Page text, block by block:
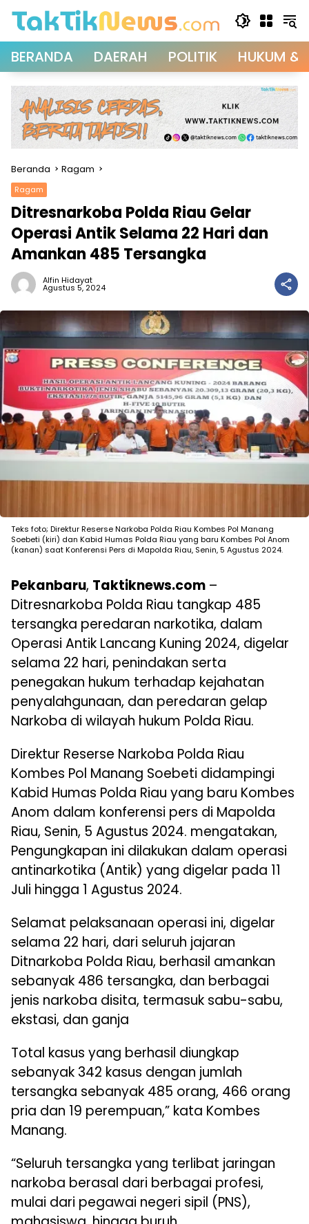
BERANDA DAERAH POLITIK HUKUM &
Beranda Ragam
Ragam
Ditresnarkoba Polda Riau Gelar
Operasi Antik Selama 22 Hari dan
Amankan 485 Tersangka
Alfin Hidayat
Agustus 5, 2024
Teks foto; Direktur Reserse Narkoba Polda Riau Kombes Pol Manang
Soebeti (kiri) dan Kabid Humas Polda Riau yang baru Kombes Pol Anom
(kanan) saat Konferensi Pers di Mapolda Riau, Senin, 5 Agustus 2024.
Pekanbaru, Taktiknews.com –
Ditresnarkoba Polda Riau tangkap 485
tersangka peredaran narkotika, dalam
Operasi Antik Lancang Kuning 2024, digelar
selama 22 hari, penindakan serta
penegakan hukum terhadap kejahatan
penyalahgunaan, dan peredaran gelap
Narkoba di wilayah hukum Polda Riau.
Direktur Reserse Narkoba Polda Riau
Kombes Pol Manang Soebeti didampingi
Kabid Humas Polda Riau yang baru Kombes
Anom dalam konferensi pers di Mapolda
Riau, Senin, 5 Agustus 2024. mengatakan,
Pengungkapan ini dilakukan dalam operasi
antinarkotika (Antik) yang digelar pada 11
Juli hingga 1 Agustus 2024.
Selamat pelaksanaan operasi ini, digelar
selama 22 hari, dari seluruh jajaran
Ditnarkoba Polda Riau, berhasil amankan
sebanyak 486 tersangka, dan berbagai
jenis narkoba disita, termasuk sabu-sabu,
ekstasi, dan ganja
Total kasus yang berhasil diungkap
sebanyak 342 kasus dengan jumlah
tersangka sebanyak 485 orang, 466 orang
pria dan 19 perempuan,” kata Kombes
Manang.
“Seluruh tersangka yang terlibat jaringan
narkoba berasal dari berbagai profesi,
mulai dari pegawai negeri sipil (PNS),